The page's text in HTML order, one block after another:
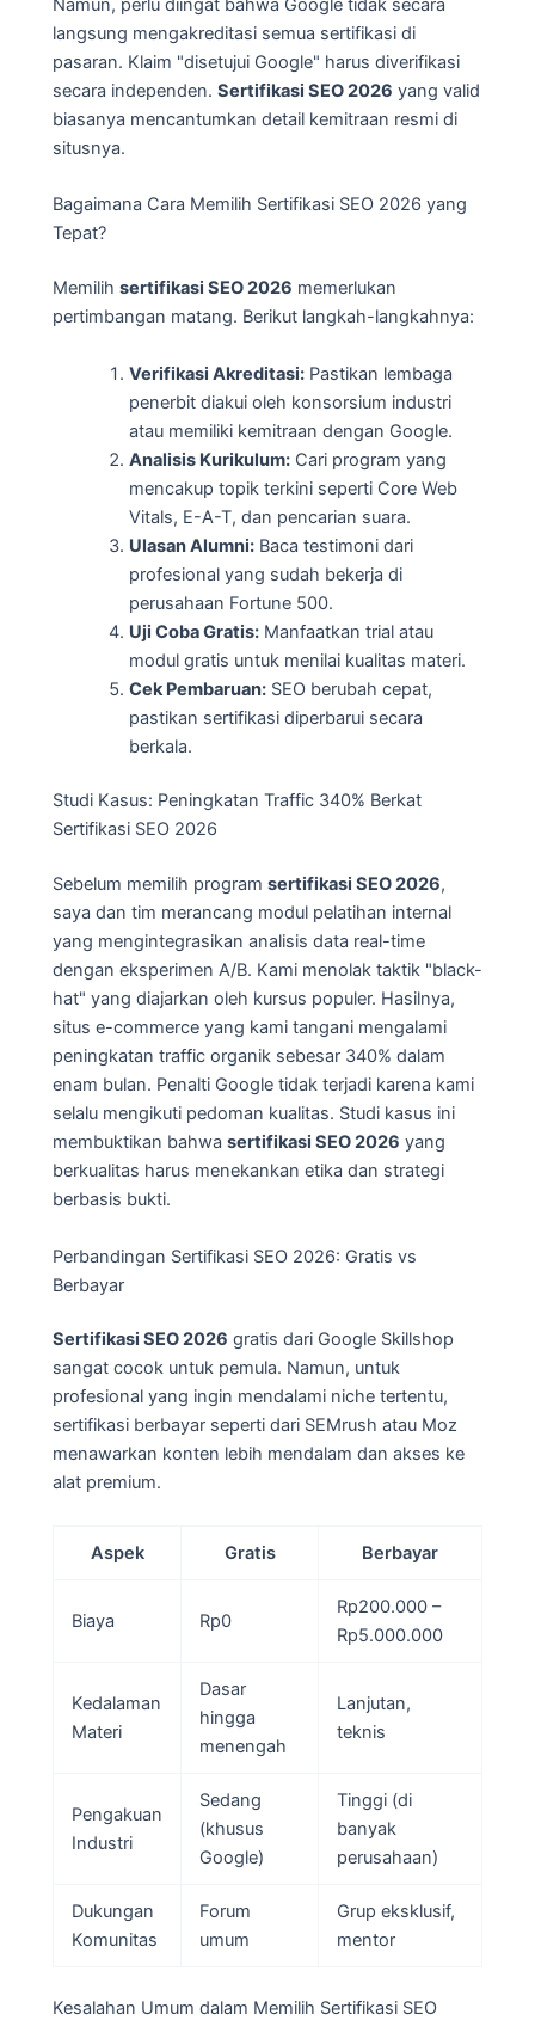
Namun, perlu diingat bahwa Google tidak secara
langsung mengakreditasi semua sertifikasi di
pasaran. Klaim "disetujui Google" harus diverifikasi
secara independen. Sertifikasi SEO 2026 yang valid
biasanya mencantumkan detail kemitraan resmi di
situsnya.
Bagaimana Cara Memilih Sertifikasi SEO 2026 yang
Tepat?
Memilih sertifikasi SEO 2026 memerlukan
pertimbangan matang. Berikut langkah-langkahnya:
Verifikasi Akreditasi:Pastikan lembaga
penerbit diakui oleh konsorsium industri
atau memiliki kemitraan dengan Google.
Analisis Kurikulum:Cari program yang
mencakup topik terkini seperti Core Web
Vitals, E-A-T, dan pencarian suara.
Ulasan Alumni:Baca testimoni dari
profesional yang sudah bekerja di
perusahaan Fortune 500.
Uji Coba Gratis:Manfaatkan trial atau
modul gratis untuk menilai kualitas materi.
Cek Pembaruan:SEO berubah cepat,
pastikan sertifikasi diperbarui secara
berkala.
Studi Kasus: Peningkatan Traffic 340% Berkat
Sertifikasi SEO 2026
Sebelum memilih program sertifikasi SEO 2026,
saya dan tim merancang modul pelatihan internal
yang mengintegrasikan analisis data real-time
dengan eksperimen A/B. Kami menolak taktik "black-
hat" yang diajarkan oleh kursus populer. Hasilnya,
situs e-commerce yang kami tangani mengalami
peningkatan traffic organik sebesar 340% dalam
enam bulan. Penalti Google tidak terjadi karena kami
selalu mengikuti pedoman kualitas. Studi kasus ini
membuktikan bahwa sertifikasi SEO 2026 yang
berkualitas harus menekankan etika dan strategi
berbasis bukti.
Perbandingan Sertifikasi SEO 2026: Gratis vs
Berbayar
Sertifikasi SEO 2026 gratis dari Google Skillshop
sangat cocok untuk pemula. Namun, untuk
profesional yang ingin mendalami niche tertentu,
sertifikasi berbayar seperti dari SEMrush atau Moz
menawarkan konten lebih mendalam dan akses ke
alat premium.
Aspek Gratis Berbayar
Biaya Rp0
Rp200.000 –
Rp5.000.000
Kedalaman
Materi
Dasar
hingga
menengah
Lanjutan,
teknis
Pengakuan
Industri
Sedang
(khusus
Google)
Tinggi (di
banyak
perusahaan)
Dukungan
Komunitas
Forum
umum
Grup eksklusif,
mentor
Kesalahan Umum dalam Memilih Sertifikasi SEO